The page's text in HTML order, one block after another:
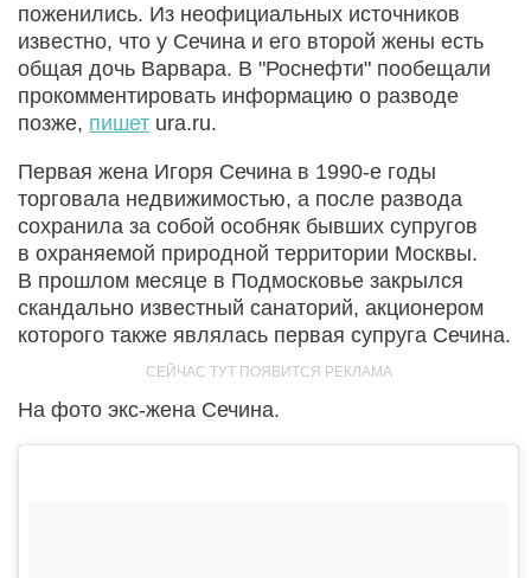
поженились. Из неофициальных источников
известно, что у Сечина и его второй жены есть
общая дочь Варвара. В "Роснефти" пообещали
прокомментировать информацию о разводе
позже, пишет ura.ru.
Первая жена Игоря Сечина в 1990-е годы
торговала недвижимостью, а после развода
сохранила за собой особняк бывших супругов
в охраняемой природной территории Москвы.
В прошлом месяце в Подмосковье закрылся
скандально известный санаторий, акционером
которого также являлась первая супруга Сечина.
На фото экс-жена Сечина.